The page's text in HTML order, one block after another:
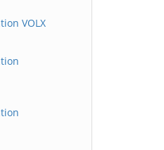
VOLX